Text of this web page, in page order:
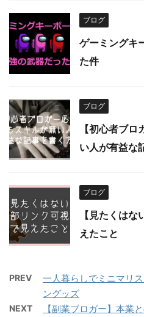
ブログ
ゲーミングキ
た件
ブログ
【初心者ブ
い人が有益な
ブログ
【見たくは
えたこと
PREV
一人暮らしでミニマリ
ングッズ
NEXT
【副業ブロガー】本業